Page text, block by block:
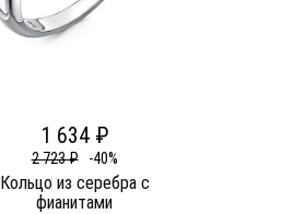
1 634 ₽
2 723 ₽ -40%
Кольцо из серебра c
фианитами